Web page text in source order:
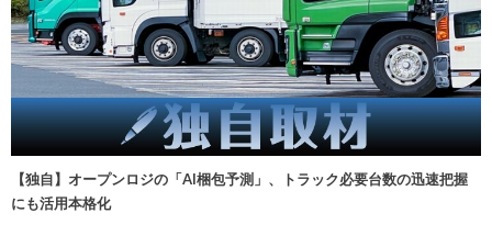
【独自】オープンロジの「AI梱包予測」、トラック必要台数の迅速把握
にも活用本格化